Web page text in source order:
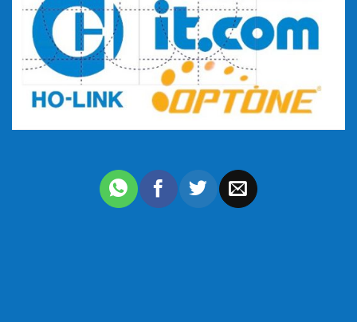
Phụ kiện: bao gồm
1 Thanh cấp nguồn 6 chấu đa năng chuẩn rack 19″
2 bộ khóa cửa trước và cửa sau bảo đảm an toàn cho các
phụ kiện bên trong
2 quạt tản nhiệt 20W,có thể mở rộng thêm quạt tản nhiệt.
1U = 1,75 inch = 4.45cm
27UD600 có thể lắp được 8 đến 10 thiết bị bên trong
giúp quản lý thiết bị tối ưu nhất có thể.